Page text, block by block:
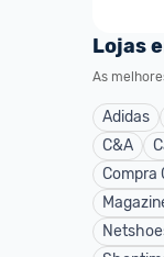
Lojas
As
Adidas
C&A
Compra